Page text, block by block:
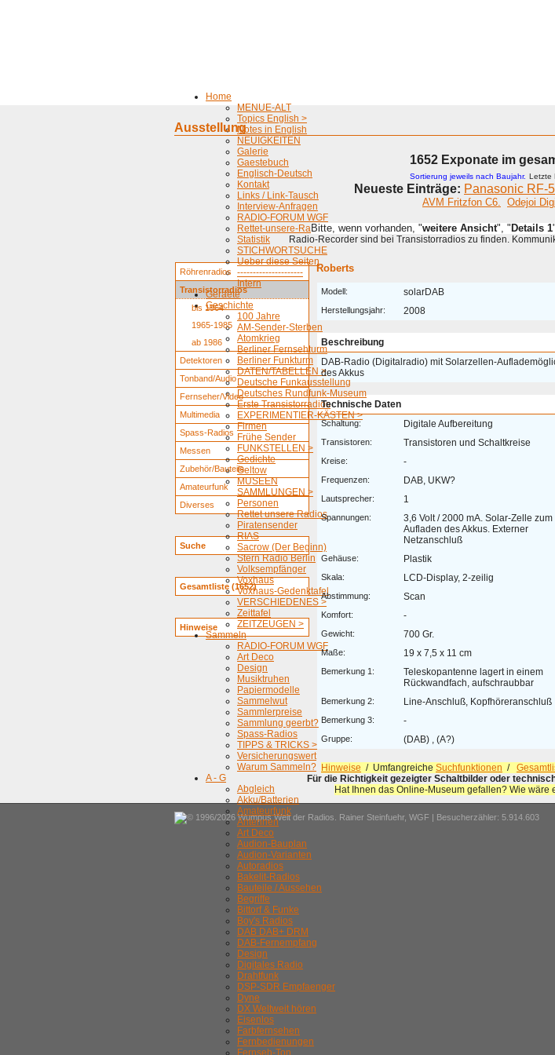
Home
MENUE-ALT
Topics English >
Notes in English
NEUIGKEITEN
Galerie
Gaestebuch
Englisch-Deutsch
Kontakt
Links / Link-Tausch
Interview-Anfragen
RADIO-FORUM WGF
Rettet-unsere-Radios
Statistik
STICHWORTSUCHE
Ueber diese Seiten
---------------------
Intern
Geraete
Geschichte
100 Jahre
AM-Sender-Sterben
Atomkrieg
Berliner Fernsehturm
Berliner Funkturm
DATEN/TABELLEN >
Deutsche Funkausstellung
Deutsches Rundfunk-Museum
Erste Transistorradios
EXPERIMENTIER-KÄSTEN >
Firmen
Frühe Sender
FUNKSTELLEN >
Gedichte
Geltow
MUSEEN
SAMMLUNGEN >
Personen
Rettet unsere Radios
Piratensender
RIAS
Sacrow (Der Beginn)
Stern Radio Berlin
Volksempfänger
Voxhaus
Voxhaus-Gedenktafel
VERSCHIEDENES >
Zeittafel
ZEITZEUGEN >
Sammeln
RADIO-FORUM WGF
Art Deco
Design
Musiktruhen
Papiermodelle
Sammelwut
Sammlerpreise
Sammlung geerbt?
Spass-Radios
TIPPS & TRICKS >
Versicherungswert
Warum Sammeln?
A - G
Abgleich
Akku/Batterien
Amateurfunk
Antennen
Art Deco
Audion-Bauplan
Audion-Varianten
Autoradios
Bakelit-Radios
Bauteile / Aussehen
Begriffe
Bittorf & Funke
Boy's Radios
DAB DAB+ DRM
DAB-Fernempfang
Design
Digitales Radio
Drahtfunk
DSP-SDR Empfaenger
Dyne
DX Weltweit hören
Eisenlos
Farbfernsehen
Fernbedienungen
Fernseh-Ton
Ausstellung
1652 Exponate im
Sortierung jeweils nach Baujahr. Letzte
Neueste Einträge: Panasonic RF-
AVM Fritzfon C6. Odejoi
Bitte, wenn vorhanden, "weitere Ansicht", " Details 1
Radio-Recorder sind bei Transistorradios zu finden.
Röhrenradios
Transistorradios
bis 1964
1965-1985
ab 1986
Detektoren
Tonband/Audio
Fernseher/Video
Multimedia
Spass-Radios
Messen
Zubehör/Bauteile
Amateurfunk
Diverses
Suche
Gesamtliste (1652)
Hinweise
Roberts
Modell: solarDAB
Herstellungsjahr: 2008
Beschreibung
DAB-Radio (Digitalradio) mit Solarzellen-
des Akkus
Technische Daten
Schaltung: Digitale Aufbereitung
Transistoren: Transistoren und Schaltkreise
Kreise: -
Frequenzen: DAB, UKW?
Lautsprecher: 1
Spannungen:
3,6 Volt / 2000 mA. Solar-Zelle zum
Aufladen des Akkus. Externer
Netzanschluß
Gehäuse: Plastik
Skala: LCD-Display, 2-zeilig
Abstimmung: Scan
Komfort: -
Gewicht: 700 Gr.
Maße: 19 x 7,5 x 11 cm
Bemerkung 1:
Teleskopantenne lagert in einem
Rückwandfach, aufschraubbar
Bemerkung 2: Line-Anschluß, Kopfhöreranschluß
Bemerkung 3: -
Gruppe: (DAB) , (A?)
Hinweise / Umfangreiche Suchfunktionen /
Für die Richtigkeit gezeigter Schaltbilder oder
Hat Ihnen das Online-Museum gefallen? Wie wäre
© 1996/2026 Wumpus Welt der Radios. Rainer Steinfuehr, WGF | Besucherzähler: 5.914.603